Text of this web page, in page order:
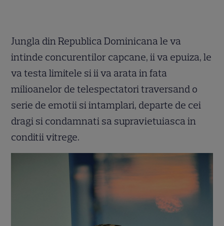
Jungla din Republica Dominicana le va
intinde concurentilor capcane, ii va epuiza, le
va testa limitele si ii va arata in fata
milioanelor de telespectatori traversand o
serie de emotii si intamplari, departe de cei
dragi si condamnati sa supravietuiasca in
conditii vitrege.